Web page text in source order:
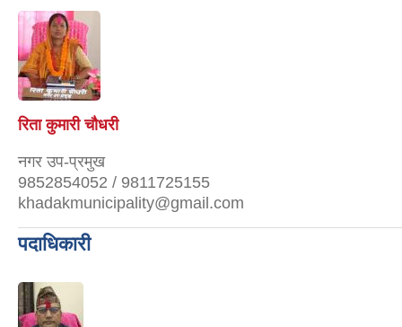
रिता कुमारी चौधरी
नगर उप-प्रमुख
9852854052 / 9811725155
khadakmunicipality@gmail.com
पदाधिकारी